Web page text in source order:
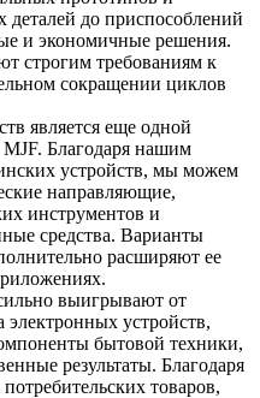
до приспособлений
и экономичные решения.
строгим требованиям к
сокращении циклов
является еще одной
Благодаря нашим
устройств, мы можем
направляющие,
инструментов и
средства. Варианты
расширяют ее
выигрывают от
электронных устройств,
бытовой техники,
результаты. Благодаря
товаров,